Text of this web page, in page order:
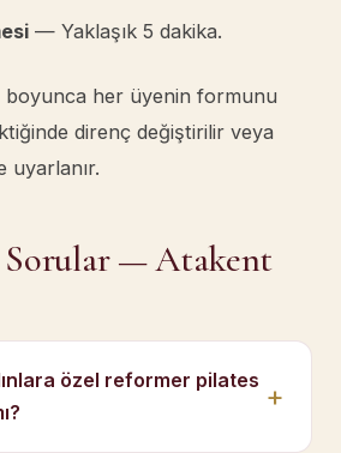
— Yaklaşık 5 dakika.
boyunca her üyenin formunu
direnç değiştirilir veya
uyarlanır.
Sorular — Atakent
özel reformer pilates